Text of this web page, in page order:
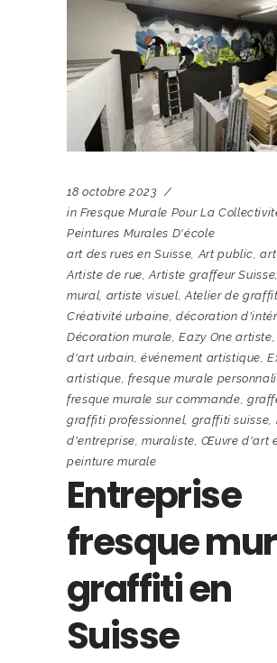
18 octobre 2023
in Fresque Murale Pour La
Peintures Murales D'école
art des rues en Suisse,Art public,
Artiste de rue,Artiste graffeur Suisse,
mural, artiste visuel,Atelier de
Créativité urbaine,décoration
Décoration murale,Eazy One artiste
d'art urbain,événement artistique,
artistique, fresque murale
fresque murale sur commande,
graffiti professionnel, graffiti suisse,
d'entreprise,muraliste,Œuvre d'art
peinture murale
Entreprise
fresque
graffiti en
Suisse